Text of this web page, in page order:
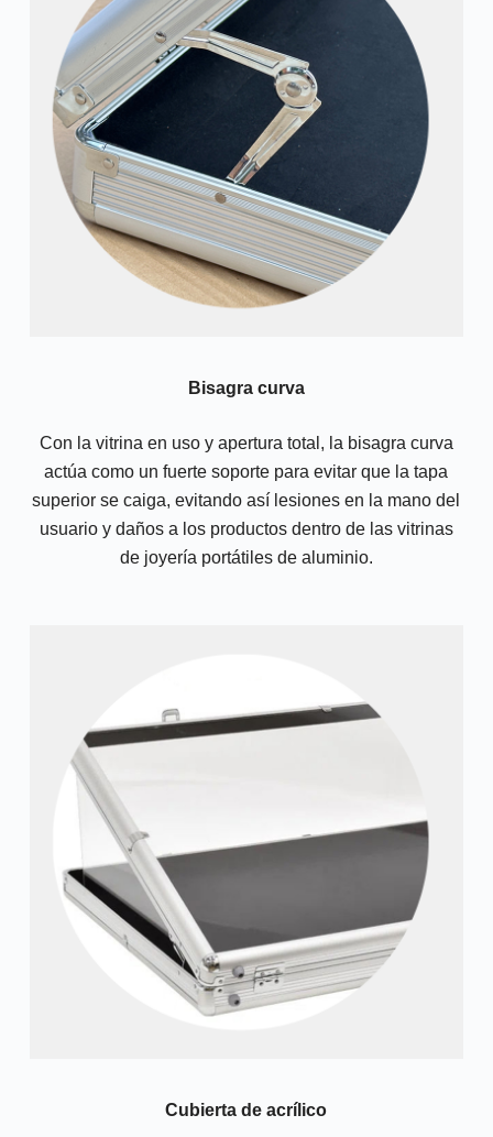
Bisagra curva
Con la vitrina en uso y apertura total, la bisagra curva
actúa como un fuerte soporte para evitar que la tapa
superior se caiga, evitando así lesiones en la mano del
usuario y daños a los productos dentro de las vitrinas
de joyería portátiles de aluminio.
Cubierta de acrílico